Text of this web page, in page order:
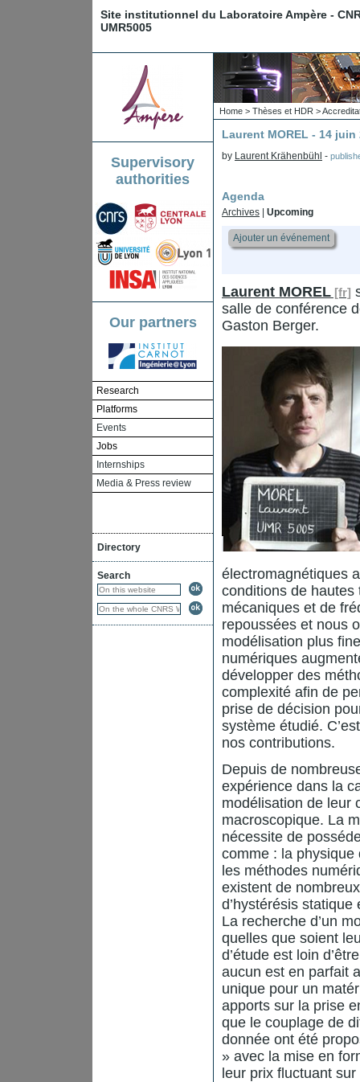
Site institutionnel du Laboratoire Ampère -
UMR5005
Supervisory
authorities
Our partners
Research
Platforms
Events
Jobs
Internships
Media & Press review
Directory
Search
Home > Thèses et HDR >
Laurent MOREL - 14 juin
by Laurent Krähenbühl -
Agenda
Archives Upcoming
Ajouter un événement
Laurent MOREL
salle de conférence
Gaston Berger.
électromagnétiques
conditions de
mécaniques et de
repoussées et nous
modélisation plus
numériques
développer des
complexité afin de
prise de décision
système étudié.
nos contributions.
Depuis de
expérience dans la
modélisation de leur
macroscopique. La
nécessite de
comme : la
les méthodes
existent de
d’hystérésis
La recherche d’un
quelles que soient
d’étude est loin
aucun est en parfait
unique pour un
apports sur la prise
que le couplage de
donnée ont été
» avec la mise en
leur prix fluctuant